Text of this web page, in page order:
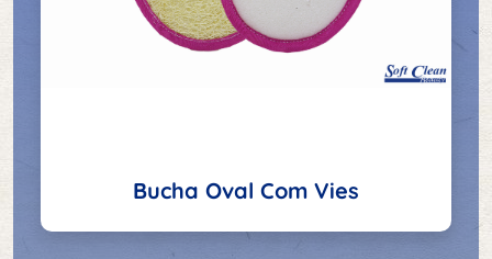
Bucha Oval Com Vies